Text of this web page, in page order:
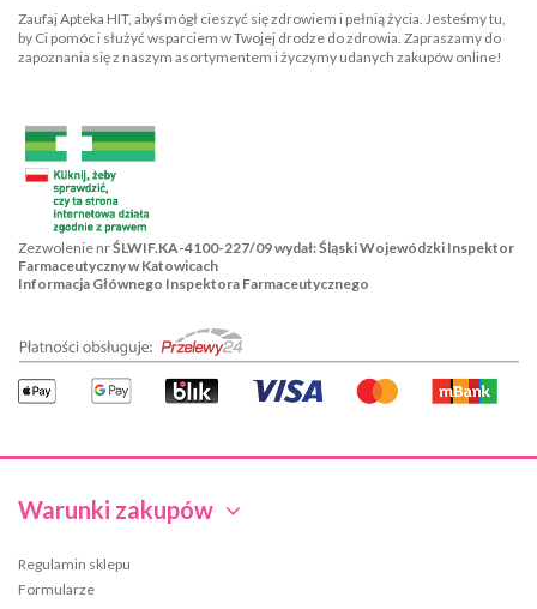
Warunki zakupów
Regulamin sklepu
Formularze
Zaufaj Apteka HIT, abyś mógł cieszyć się zdrowiem i pełnią życia. Jesteśmy tu,
by Ci pomóc i służyć wsparciem w Twojej drodze do zdrowia. Zapraszamy do
zapoznania się z naszym asortymentem i życzymy udanych zakupów online!
Zezwolenie nrŚLWIF.KA-4100-227/09 wydał: Śląski Wojewódzki Inspektor
Farmaceutyczny w Katowicach
Informacja Głównego Inspektora Farmaceutycznego